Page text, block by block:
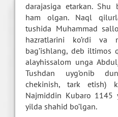
darajasiga etarkan. Shu
ham olgan. Naql
tushida Muhammad
hazratlarini ko’rdi va
bag’ishlang, deb iltimos
alayhissalom unga
Tushdan uyg’onib
chekinish, tark etish)
Najmiddin Kubaro 1145
yilda shahid bo’lgan.